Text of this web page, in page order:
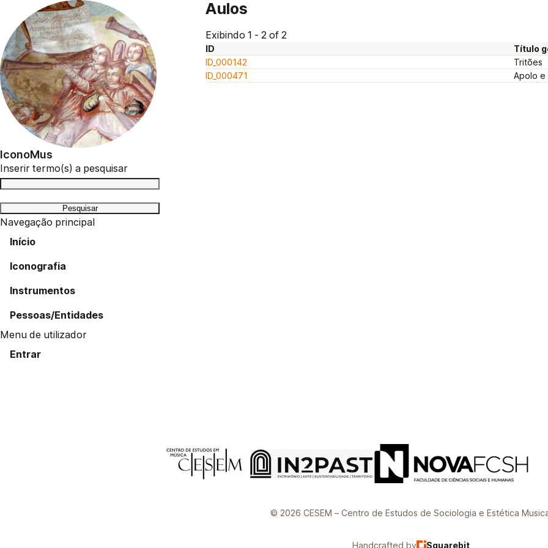
IconoMus
Inserir termo(s) a pesquisar
Navegação principal
Início
Iconografia
Instrumentos
Pessoas/Entidades
Menu de utilizador
Entrar
Aulos
Exibindo 1 - 2 of 2
ID
Título
ID_000142
Tritões
ID_000471
Apolo e
© 2026 CESEM – Centro de Estudos de Sociologia e Estética
Handcrafted by Squarebit